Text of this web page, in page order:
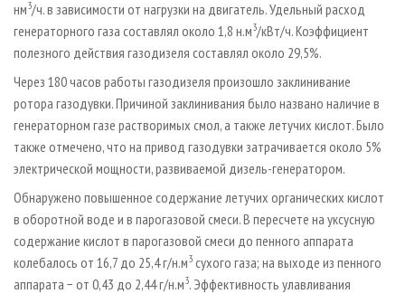
нм3/ч. в зависимости от нагрузки на двигатель. Удельный расход
генераторного газа составлял около 1,8 н.м3/кВт/ч. Коэффициент
полезного действия газодизеля составлял около 29,5%.
Через 180 часов работы газодизеля произошло заклинивание
ротора газодувки. Причиной заклинивания было названо наличие в
генераторном газе растворимых смол, а также летучих кислот. Было
также отмечено, что на привод газодувки затрачивается около 5%
электрической мощности, развиваемой дизель-генератором.
Обнаружено повышенное содержание летучих органических кислот
в оборотной воде и в парогазовой смеси. В пересчете на уксусную
содержание кислот в парогазовой смеси до пенного аппарата
колебалось от 16,7 до 25,4 г/н.м3 сухого газа; на выходе из пенного
аппарата − от 0,43 до 2,44 г/н.м3. Эффективность улавливания